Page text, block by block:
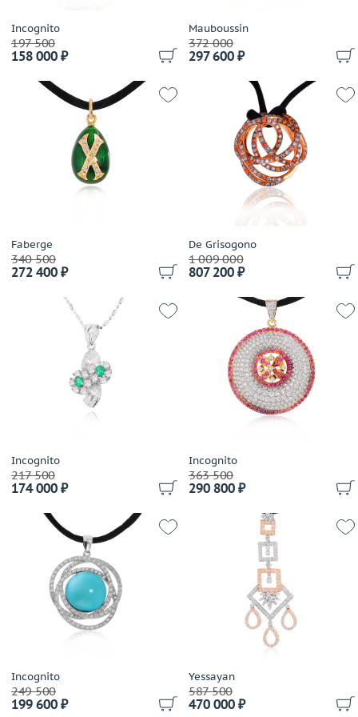
Wempe
Yessayan
Zancan
Италия
Франция
Incognito
197 500
158 000 ₽
Mauboussin
372 000
297 600 ₽
Faberge
340 500
272 400 ₽
De Grisogono
1 009 000
807 200 ₽
Incognito
217 500
174 000 ₽
Incognito
363 500
290 800 ₽
Incognito
249 500
199 600 ₽
Yessayan
587 500
470 000 ₽